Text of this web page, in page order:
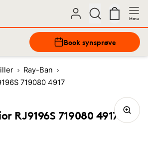
Menu
Book synsprøve
Ray-Ban
719080 4917
RJ9196S 719080 4917